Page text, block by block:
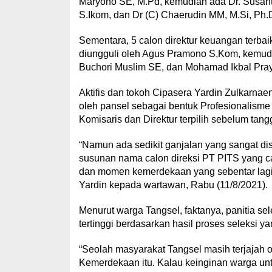
S.Ikom, dan Dr (C) Chaerudin MM, M.Si,
Sementara, 5 calon direktur keuangan
diungguli oleh Agus Pramono S,Kom,
Buchori Muslim SE, dan Mohamad Ikbal
Aktifis dan tokoh Cipasera Yardin
oleh pansel sebagai bentuk
Komisaris dan Direktur terpilih sebelum
“Namun ada sedikit ganjalan yang sangat
susunan nama calon direksi PT PITS yang
dan momen kemerdekaan yang sebentar
Yardin kepada wartawan, Rabu (11/8/2021).
Menurut warga Tangsel, faktanya, panitia
tertinggi berdasarkan hasil proses seleksi
“Seolah masyarakat Tangsel masih
Kemerdekaan itu. Kalau keinginan warga